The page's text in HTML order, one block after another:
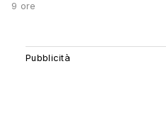
9 ore